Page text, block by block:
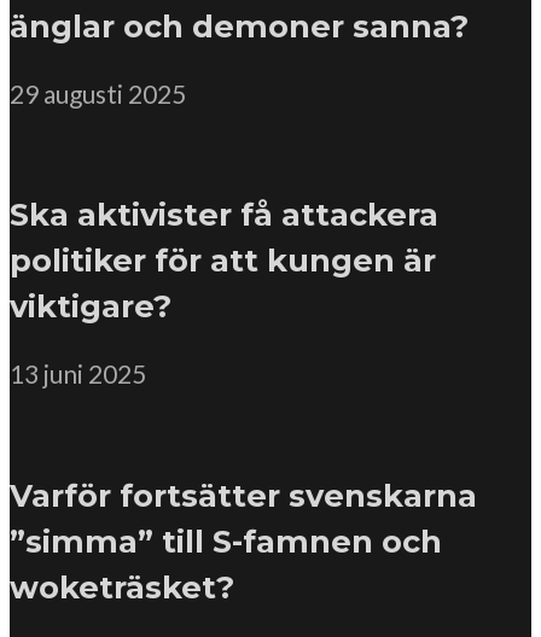
änglar och demoner sanna?
29 augusti 2025
Ska aktivister få attackera
politiker för att kungen är
viktigare?
13 juni 2025
Varför fortsätter svenskarna
”simma” till S-famnen och
woketräsket?